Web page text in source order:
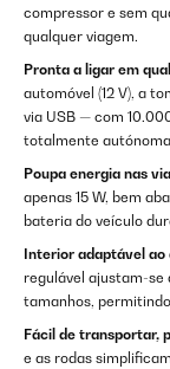
compressor e sem
qualquer viagem.
Pronta a ligar em
automóvel (12 V), a
via USB — com
totalmente
Poupa energia nas
apenas 15 W, bem
bateria do veículo
Interior adaptável ao
regulável ajustam-se
tamanhos,
Fácil de transportar,
e as rodas